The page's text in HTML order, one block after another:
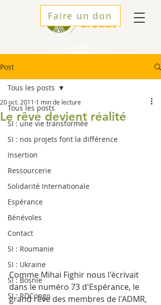
Faire un don
Post
Tous les posts
SI : une vie transformée
SI : nos projets font la différence
Insertion
Ressourcerie
Solidarité Internationale
Espérance
Bénévoles
Contact
SI : Roumanie
SI : Ukraine
SI : Bosnie
SI : RDCongo
Tous les posts
Le rêve devient réalité
20 oct. 2011 1 min de lecture
Comme Mihai Fighir nous l'écrivait
dans le numéro 73 d'Espérance, le
grand rêve des membres de l'ADMR,